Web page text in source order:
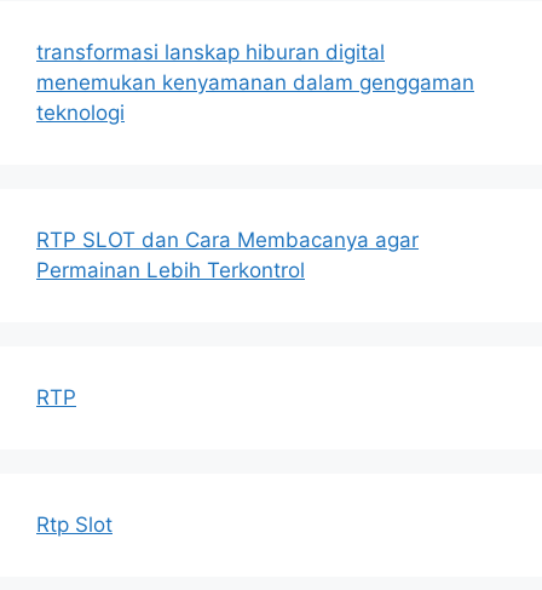
transformasi lanskap hiburan digital
menemukan kenyamanan dalam genggaman
teknologi
RTP SLOT dan Cara Membacanya agar
Permainan Lebih Terkontrol
RTP
Rtp Slot